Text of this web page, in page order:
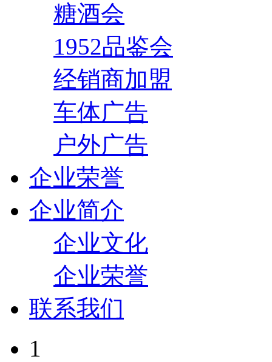
糖酒会
1952品鉴会
经销商加盟
车体广告
户外广告
企业荣誉
企业简介
企业文化
企业荣誉
联系我们
1